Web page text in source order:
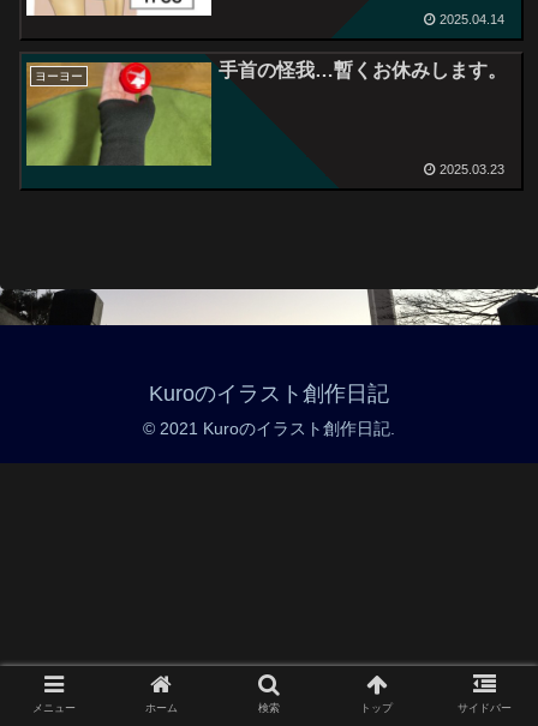
2025.04.14
ヨーヨー 手首の怪我…暫くお休みします。
2025.03.23
Kuroのイラスト創作日記
© 2021 Kuroのイラスト創作日記.
メニュー ホーム 検索 トップ サイドバー